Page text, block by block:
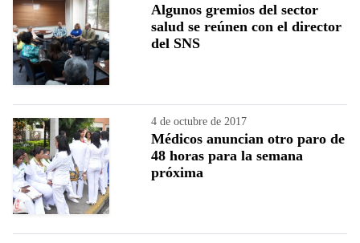
Algunos gremios del sector
salud se reúnen con el director
del SNS
4 de octubre de 2017
Médicos anuncian otro paro de
48 horas para la semana
próxima